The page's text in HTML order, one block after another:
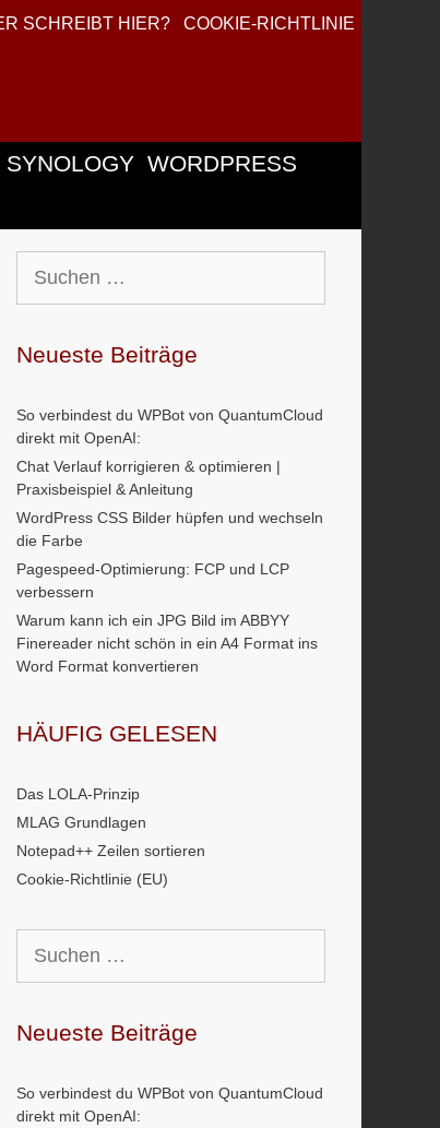
SCHREIBT HIER? COOKIE-RICHTLINIE
SYNOLOGY WORDPRESS
nach:
Neueste Beiträge
So verbindest du WPBot von QuantumCloud
direkt mit OpenAI:
Chat Verlauf korrigieren & optimieren |
Praxisbeispiel & Anleitung
WordPress CSS Bilder hüpfen und wechseln
die Farbe
Pagespeed-Optimierung: FCP und LCP
verbessern
Warum kann ich ein JPG Bild im ABBYY
Finereader nicht schön in ein A4 Format ins
Word Format konvertieren
HÄUFIG GELESEN
Das LOLA-Prinzip
MLAG Grundlagen
Notepad++ Zeilen sortieren
Cookie-Richtlinie (EU)
nach:
Neueste Beiträge
So verbindest du WPBot von QuantumCloud
direkt mit OpenAI: